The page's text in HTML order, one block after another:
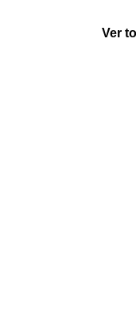
Ver